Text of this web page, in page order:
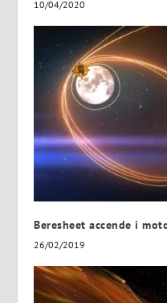
10/04/2020
Beresheet accende i
26/02/2019